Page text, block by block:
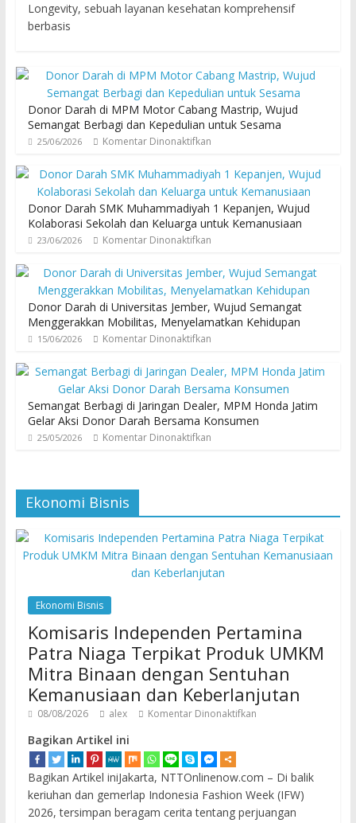
Longevity, sebuah layanan kesehatan komprehensif
berbasis
Donor Darah di MPM Motor Cabang Mastrip, Wujud
Semangat Berbagi dan Kepedulian untuk Sesama
25/06/2026 Komentar Dinonaktifkan
Donor Darah SMK Muhammadiyah 1 Kepanjen, Wujud
Kolaborasi Sekolah dan Keluarga untuk Kemanusiaan
23/06/2026 Komentar Dinonaktifkan
Donor Darah di Universitas Jember, Wujud Semangat
Menggerakkan Mobilitas, Menyelamatkan Kehidupan
15/06/2026 Komentar Dinonaktifkan
Semangat Berbagi di Jaringan Dealer, MPM Honda Jatim
Gelar Aksi Donor Darah Bersama Konsumen
25/05/2026 Komentar Dinonaktifkan
Ekonomi Bisnis
Ekonomi Bisnis
Komisaris Independen Pertamina
Patra Niaga Terpikat Produk UMKM
Mitra Binaan dengan Sentuhan
Kemanusiaan dan Keberlanjutan
08/08/2026 alex Komentar Dinonaktifkan
Bagikan Artikel ini
Bagikan Artikel iniJakarta, NTTOnlinenow.com – Di balik
keriuhan dan gemerlap Indonesia Fashion Week (IFW)
2026, tersimpan beragam cerita tentang perjuangan